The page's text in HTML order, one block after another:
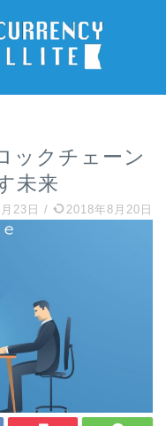
ックチェーン
未来
23日 / 2018年8月20日